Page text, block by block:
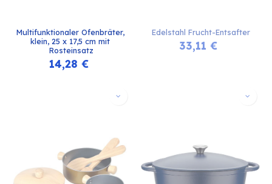
Multifunktionaler Ofenbräter,
klein, 25 x 17,5 cm mit
Rosteinsatz
14,28 €
Edelstahl Frucht-Entsafter
33,11 €